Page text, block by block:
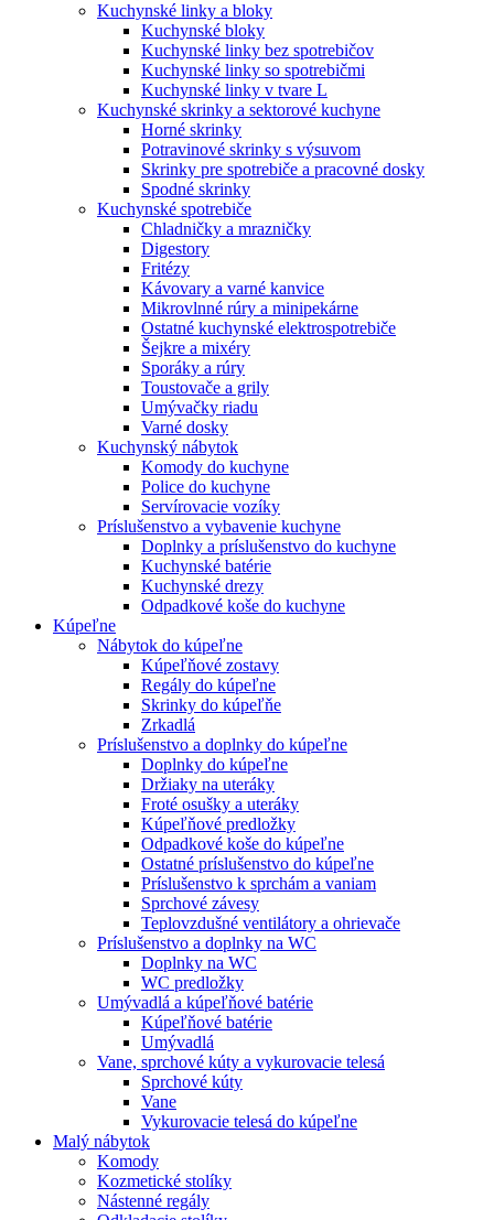
Kuchynské linky a bloky
Kuchynské bloky
Kuchynské linky bez spotrebičov
Kuchynské linky so spotrebičmi
Kuchynské linky v tvare L
Kuchynské skrinky a sektorové kuchyne
Horné skrinky
Potravinové skrinky s výsuvom
Skrinky pre spotrebiče a pracovné dosky
Spodné skrinky
Kuchynské spotrebiče
Chladničky a mrazničky
Digestory
Fritézy
Kávovary a varné kanvice
Mikrovlnné rúry a minipekárne
Ostatné kuchynské elektrospotrebiče
Šejkre a mixéry
Sporáky a rúry
Toustovače a grily
Umývačky riadu
Varné dosky
Kuchynský nábytok
Komody do kuchyne
Police do kuchyne
Servírovacie vozíky
Príslušenstvo a vybavenie kuchyne
Doplnky a príslušenstvo do kuchyne
Kuchynské batérie
Kuchynské drezy
Odpadkové koše do kuchyne
Kúpeľne
Nábytok do kúpeľne
Kúpeľňové zostavy
Regály do kúpeľne
Skrinky do kúpeľňe
Zrkadlá
Príslušenstvo a doplnky do kúpeľne
Doplnky do kúpeľne
Držiaky na uteráky
Froté osušky a uteráky
Kúpeľňové predložky
Odpadkové koše do kúpeľne
Ostatné príslušenstvo do kúpeľne
Príslušenstvo k sprchám a vaniam
Sprchové závesy
Teplovzdušné ventilátory a ohrievače
Príslušenstvo a doplnky na WC
Doplnky na WC
WC predložky
Umývadlá a kúpeľňové batérie
Kúpeľňové batérie
Umývadlá
Vane, sprchové kúty a vykurovacie telesá
Sprchové kúty
Vane
Vykurovacie telesá do kúpeľne
Malý nábytok
Komody
Kozmetické stolíky
Nástenné regály